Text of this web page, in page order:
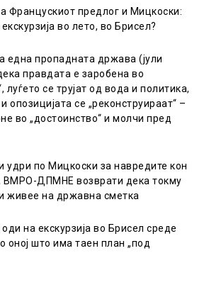
Францускиот предлог и Мицкоски:
во лето, во Брисел?
една пропадната држава (јули
правдата е заробена во
луѓето се трујат од вода и политика,
опозицијата се „реконструираат“ –
во „достоинство“ и молчи пред
удри по Мицкоски за навредите кон
ВМРО-ДПМНЕ возврати дека токму
живее на државна сметка
на екскурзија во Брисел среде
оној што има таен план „под